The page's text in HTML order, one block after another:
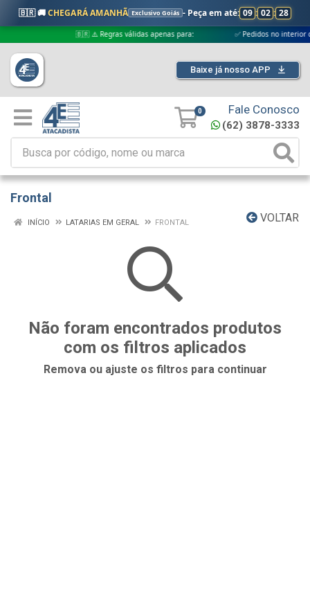
🇧🇷 🚚CHEGARÁ AMANHÃ Exclusivo Goiás - Peça em até: 09 : 02 : 27
🇧🇷 ⚠️ Regras válidas apenas para: ✅ Pedidos no interior de
Baixe já nosso APP
0 Fale Conosco
(62) 3878-3333
Frontal
VOLTAR
INÍCIO LATARIAS EM GERAL FRONTAL
Não foram encontrados produtos
com os filtros aplicados
Remova ou ajuste os filtros para continuar